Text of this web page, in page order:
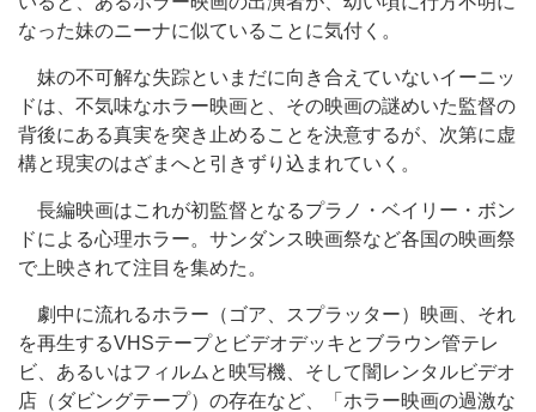
なった妹のニーナに似ていることに気付く。
妹の不可解な失踪といまだに向き合えていないイーニッ
ドは、不気味なホラー映画と、その映画の謎めいた監督の
背後にある真実を突き止めることを決意するが、次第に虚
構と現実のはざまへと引きずり込まれていく。
長編映画はこれが初監督となるプラノ・ベイリー・ボン
ドによる心理ホラー。サンダンス映画祭など各国の映画祭
で上映されて注目を集めた。
劇中に流れるホラー（ゴア、スプラッター）映画、それ
を再生するVHSテープとビデオデッキとブラウン管テレ
ビ、あるいはフィルムと映写機、そして闇レンタルビデオ
店（ダビングテープ）の存在など、「ホラー映画の過激な